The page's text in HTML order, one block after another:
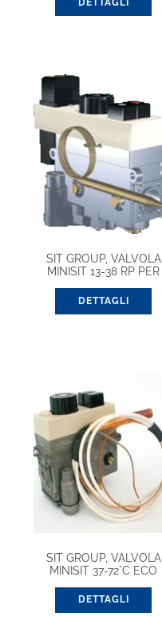
DETTAGLI
SIT GROUP, VALVOLA
MINISIT 13-38 RP PER
DETTAGLI
SIT GROUP, VALVOLA
MINISIT 37-72°C ECO
DETTAGLI